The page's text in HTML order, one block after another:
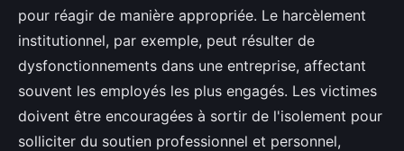
pour réagir de manière appropriée. Le harcèlement
institutionnel, par exemple, peut résulter de
dysfonctionnements dans une entreprise, affectant
souvent les employés les plus engagés. Les victimes
doivent être encouragées à sortir de l'isolement pour
solliciter du soutien professionnel et personnel,